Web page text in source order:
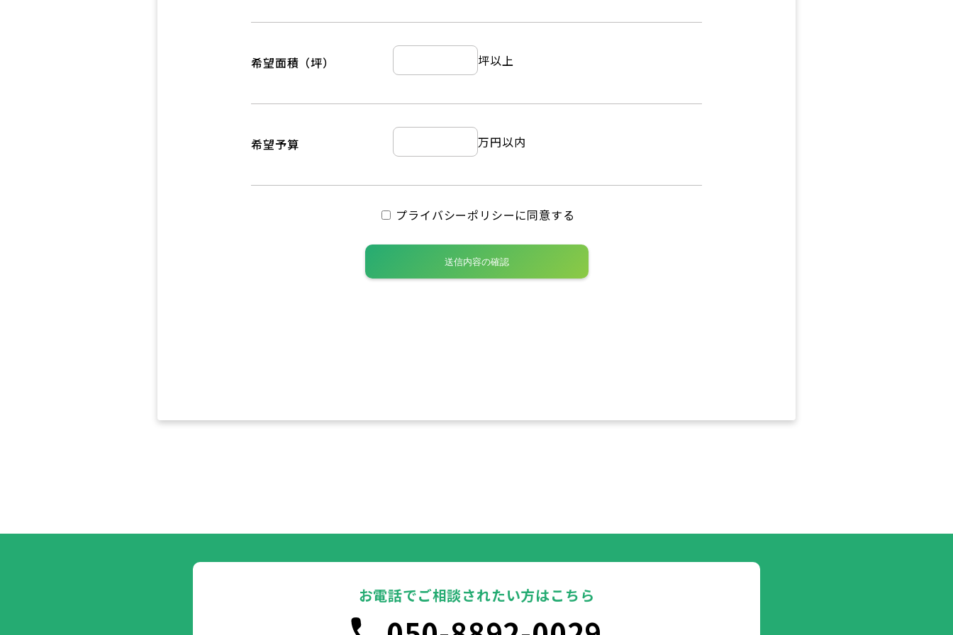
希望面積（坪） 坪以上
希望予算 万円以内
プライバシーポリシーに同意する
お電話でご相談されたい方はこちら